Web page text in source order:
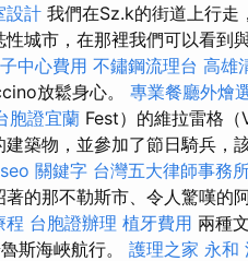
設計 我們在Sz.k的街道上行走
城市，在那裡我們可以看到
中心費用 不鏽鋼流理台 高雄
放鬆身心。 專業餐廳外燴
胞證宜蘭 Fest）的維拉雷格
築物，並參加了節日騎兵，
seo 關鍵字 台灣五大律師事務
的那不勒斯市、令人驚嘆的
程 台胞證辦理 植牙費用 兩種
斯海峽航行。 護理之家 永和